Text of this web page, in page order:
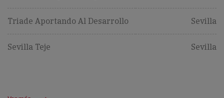
Triade Aportando Al Desarrollo Sevilla
Sevilla Teje Sevilla